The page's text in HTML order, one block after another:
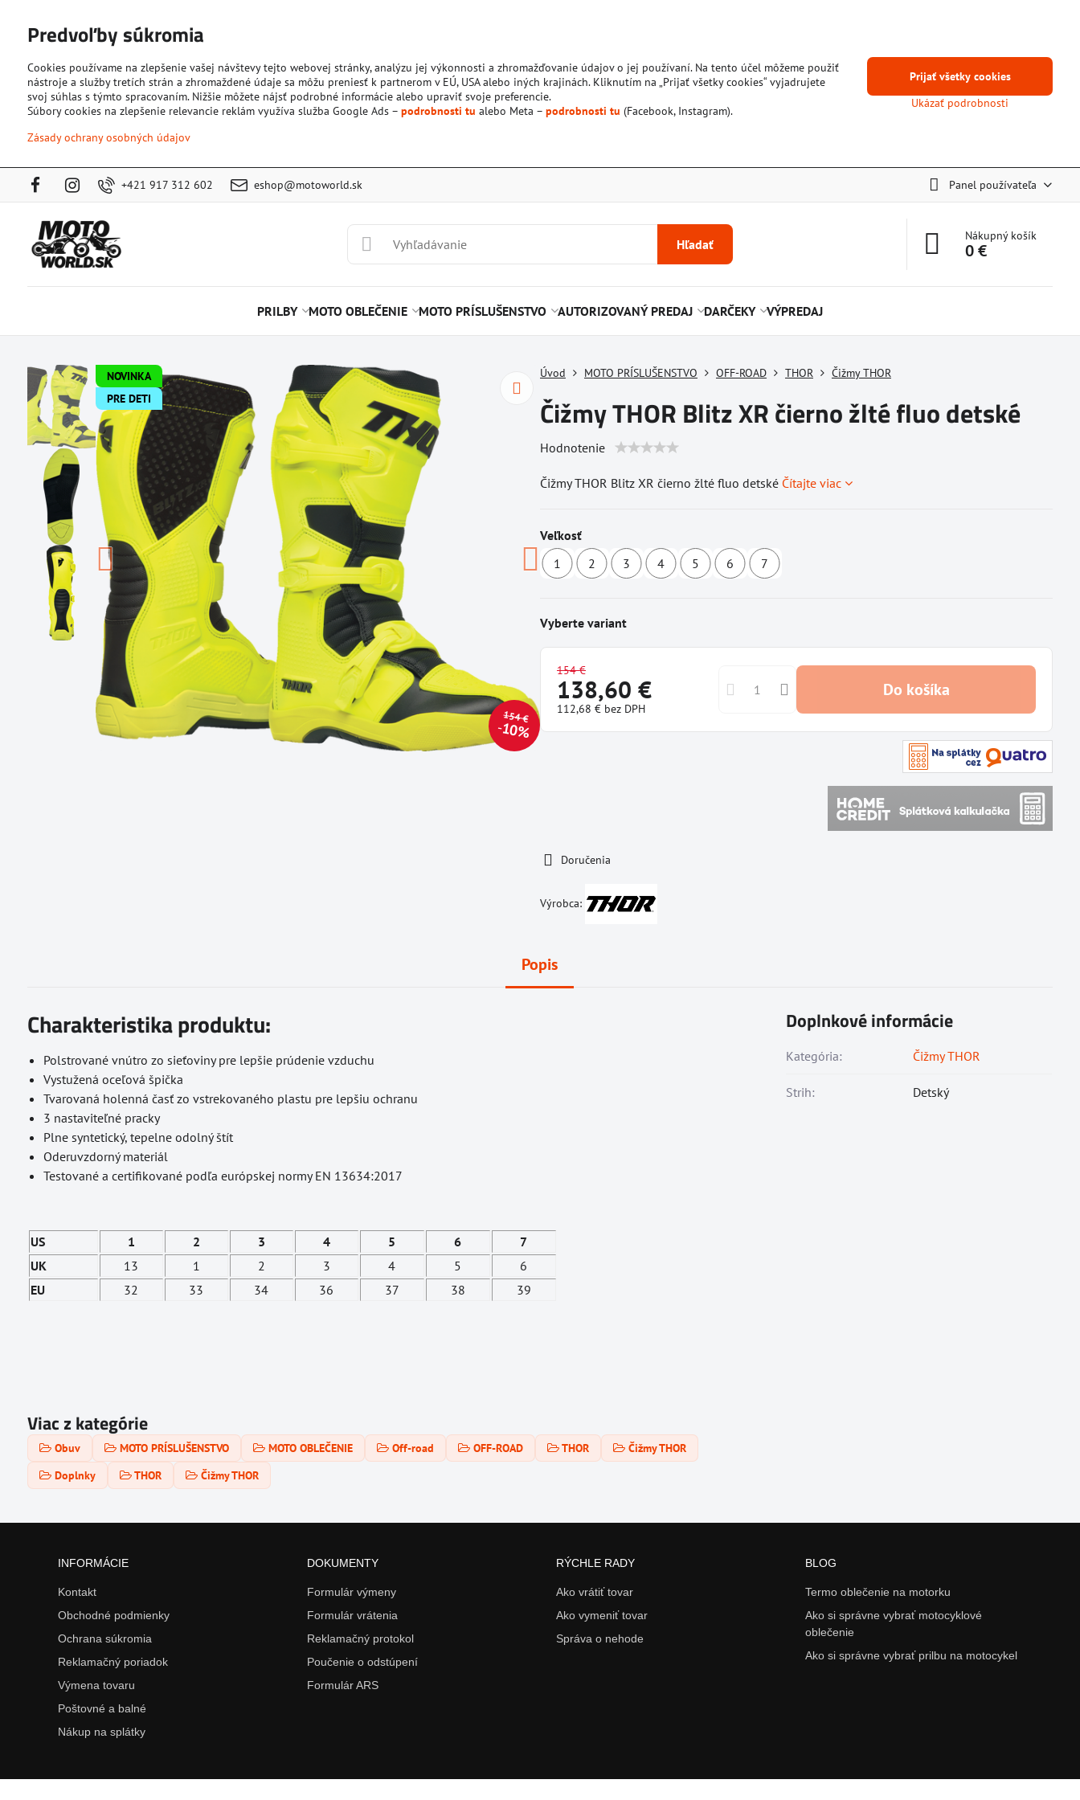
+421 917 312 602 eshop@motoworld.sk Panel používateľa
Hľadať
Nákupný košík
0 €
PRILBY MOTO OBLEČENIE MOTO PRÍSLUŠENSTVO AUTORIZOVANÝ PREDAJ DARČEKY VÝPREDAJ
NOVINKA
PRE DETI
154 €
10%
Úvod MOTO PRÍSLUŠENSTVO OFF-ROAD THOR Čižmy THOR
Čižmy THOR Blitz XR čierno žlté fluo detské
Hodnotenie
Čižmy THOR Blitz XR čierno žlté fluo detské Čítajte viac
Veľkosť
1
dodávateľa
2
dodávateľa
3
4
5
6
7
Vyberte variant
154 €
138,60 €
112,68 € bez DPH
Do košíka
Doručenia
Výrobca:
Popis
Charakteristika produktu:
Polstrované vnútro zo sieťoviny pre lepšie prúdenie vzduchu
Vystužená oceľová špička
Tvarovaná holenná časť zo vstrekovaného plastu pre lepšiu ochranu
3 nastaviteľné pracky
Plne syntetický, tepelne odolný štít
Oderuvzdorný materiál
Testované a certifikované podľa európskej normy EN 13634:2017
US 1 2 3 4 5 6
7
UK
13 1 2 3 4 5
6
EU
32 33 34 36 37 38 39
Viac z kategórie
Obuv MOTO PRÍSLUŠENSTVO MOTO OBLEČENIE Off-road OFF-ROAD THOR
Čižmy THOR
Doplnky
THOR Čižmy THOR
Doplnkové informácie
Kategória: Čižmy THOR
Strih: Detský
INFORMÁCIE
Kontakt
Obchodné podmienky
Ochrana súkromia
Reklamačný poriadok
Výmena tovaru
Poštovné a balné
Nákup na splátky
DOKUMENTY
Formulár výmeny
Formulár vrátenia
Reklamačný protokol
Poučenie o odstúpení
Formulár ARS
RÝCHLE RADY
Ako vrátiť tovar
Ako vymeniť tovar
Správa o nehode
BLOG
Termo oblečenie na motorku
Ako si správne vybrať motocyklové
oblečenie
Ako si správne vybrať prilbu na motocykel
Predvoľby súkromia
Cookies používame na zlepšenie vašej návštevy tejto webovej stránky, analýzu jej výkonnosti a zhromažďovanie údajov o jej používaní. Na tento účel môžeme použiť
nástroje a služby tretích strán a zhromaždené údaje sa môžu preniesť k partnerom v EÚ, USA alebo iných krajinách. Kliknutím na „Prijať všetky cookies“ vyjadrujete
svoj súhlas s týmto spracovaním. Nižšie môžete nájsť podrobné informácie alebo upraviť svoje preferencie.
Súbory cookies na zlepšenie relevancie reklám využíva služba Google Ads – podrobnosti tu alebo Meta – podrobnosti tu (Facebook, Instagram).
Zásady ochrany osobných údajov
Ukázať podrobnosti
Prijať všetky cookies